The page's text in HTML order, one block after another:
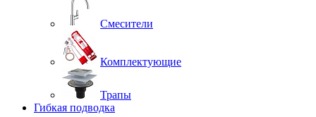
Смесители
Комплектующие
Трапы
Гибкая подводка